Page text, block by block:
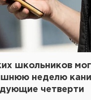
школьников
неделю
четверти